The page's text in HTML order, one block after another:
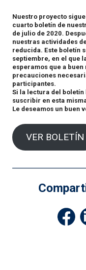
Nuestro proyecto
cuarto boletín de
de julio de 2020.
nuestras actividades
reducida. Este boletín
septiembre, en el que
esperamos que a
precauciones
participantes.
Si la lectura del
suscribir en esta
Le deseamos un buen
VER BOLETÍN